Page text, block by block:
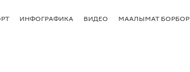
ИНФОГРАФИКА ВИДЕО МААЛЫМАТ БОРБОР